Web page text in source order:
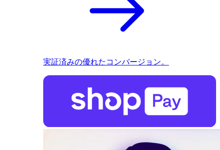
実証済みの優れたコンバージョン。